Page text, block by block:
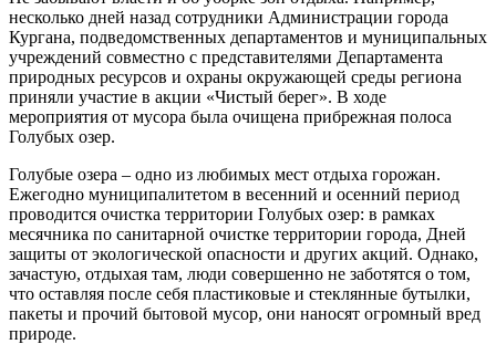
несколько дней назад сотрудники Администрации города
Кургана, подведомственных департаментов и муниципальных
учреждений совместно с представителями Департамента
природных ресурсов и охраны окружающей среды региона
приняли участие в акции «Чистый берег». В ходе
мероприятия от мусора была очищена прибрежная полоса
Голубых озер.
Голубые озера – одно из любимых мест отдыха горожан.
Ежегодно муниципалитетом в весенний и осенний период
проводится очистка территории Голубых озер: в рамках
месячника по санитарной очистке территории города, Дней
защиты от экологической опасности и других акций. Однако,
зачастую, отдыхая там, люди совершенно не заботятся о том,
что оставляя после себя пластиковые и стеклянные бутылки,
пакеты и прочий бытовой мусор, они наносят огромный вред
природе.